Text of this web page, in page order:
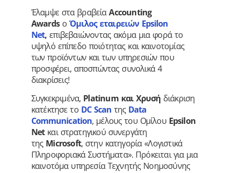
Έλαμψε στα βραβείαAccounting
Awardsο Όμιλος εταιρειών Epsilon
Net, επιβεβαιώνοντας ακόμα μια φορά το
υψηλό επίπεδο ποιότητας και καινοτομίας
των προϊόντων και των υπηρεσιών που
προσφέρει, αποσπώντας συνολικά 4
διακρίσεις!
Συγκεκριμένα, Platinum και Χρυσή διάκριση
κατέκτησε το DC Scanτης Data
Communication, μέλους του Ομίλου Epsilon
Netκαι στρατηγικού συνεργάτη
της Microsoft, στην κατηγορία «Λογιστικά
Πληροφοριακά Συστήματα». Πρόκειται για μια
καινοτόμα υπηρεσία Τεχνητής Νοημοσύνης